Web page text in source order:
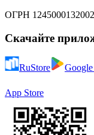
ОГРН 1245000132002
Скачайте
RuStore
App Store